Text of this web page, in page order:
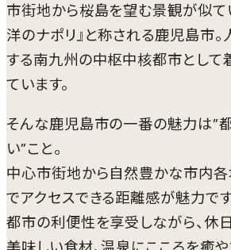
市街地から桜島を望む景観が似て
洋のナポリ』と称される鹿児島市
する南九州の中枢中核都市として
ています。
そんな鹿児島市の一番の魅力は”
い”こと。
中心市街地から自然豊かな市内
でアクセスできる距離感が魅力です
都市の利便性を享受しながら、休